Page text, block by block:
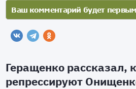
Геращенко рассказал,
репрессируют